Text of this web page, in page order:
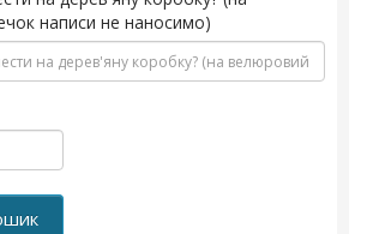
написи не наносимо)